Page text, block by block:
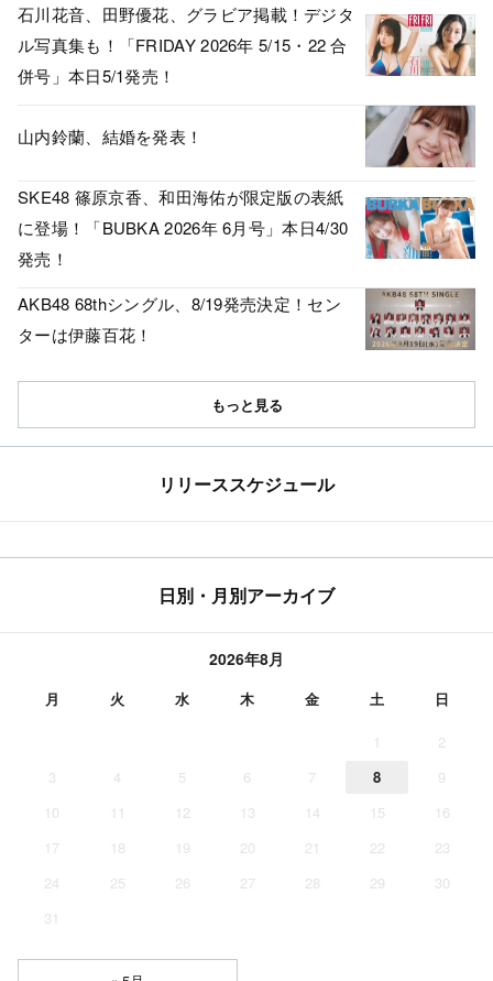
石川花音、田野優花、グラビア掲載！デジタ
ル写真集も！「FRIDAY 2026年 5/15・22 合
併号」本日5/1発売！
山内鈴蘭、結婚を発表！
SKE48 篠原京香、和田海佑が限定版の表紙
に登場！「BUBKA 2026年 6月号」本日4/30
発売！
AKB48 68thシングル、8/19発売決定！セン
ターは伊藤百花！
もっと見る
リリーススケジュール
日別・月別アーカイブ
2026年8月
月 火 水 木 金 土 日
1
2
3
4 5 6 7 8
9
10
11 12 13 14 15
16
17
18 19 20 21 22
23
24
25 26 27 28 29
30
31